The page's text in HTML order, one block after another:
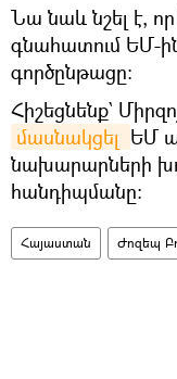
Նա նաև նշել է,
գնահատում ԵՄ-
գործընթացը:
Հիշեցնենք`
մասնակցել ԵՄ
նախարարների
հանդիպմանը։
Հայաստան Ժոզեպ